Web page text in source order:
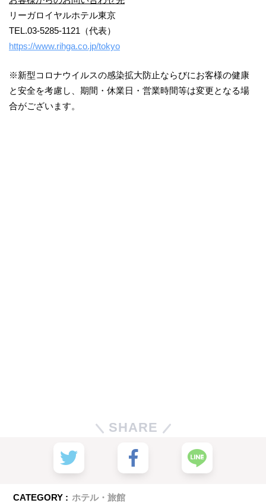
リーガロイヤルホテル東京
TEL.03-5285-1121（代表）
https://www.rihga.co.jp/tokyo
※新型コロナウイルスの感染拡大防止ならびにお客様の健康
と安全を考慮し、期間・休業日・営業時間等は変更となる場
合がございます。
SHARE
CATEGORY : ホテル・旅館